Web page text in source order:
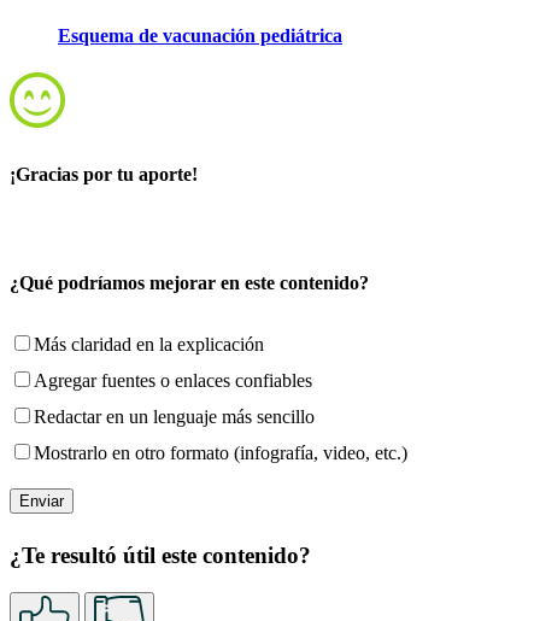
Esquema de vacunación pediátrica
¡Gracias por tu aporte!
¿Qué podríamos mejorar en este contenido?
Más claridad en la explicación
Agregar fuentes o enlaces confiables
Redactar en un lenguaje más sencillo
Mostrarlo en otro formato (infografía, video, etc.)
¿Te resultó útil este contenido?